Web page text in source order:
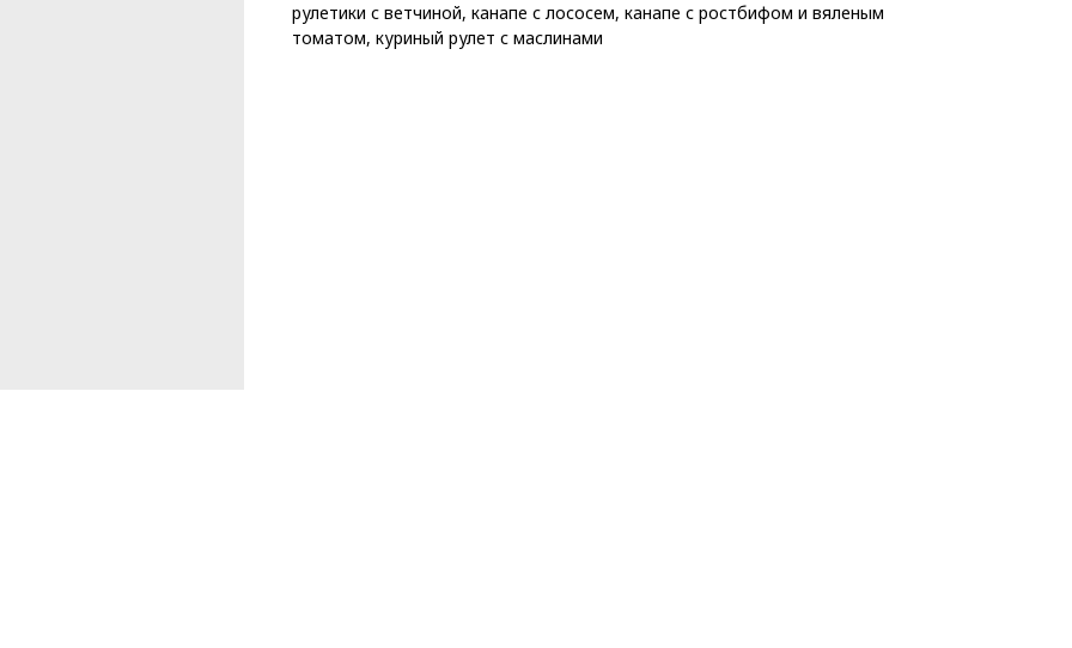
рулетики с ветчиной, канапе с лососем, канапе с ростбифом и вяленым
томатом, куриный рулет с маслинами